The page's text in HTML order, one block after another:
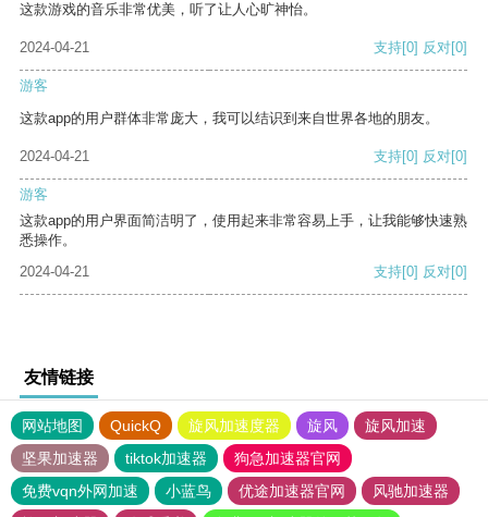
这款游戏的音乐非常优美，听了让人心旷神怡。
2024-04-21 支持[0] 反对[0]
游客
这款app的用户群体非常庞大，我可以结识到来自世界各地的朋友。
2024-04-21 支持[0] 反对[0]
游客
这款app的用户界面简洁明了，使用起来非常容易上手，让我能够快速熟
悉操作。
2024-04-21
支持[0] 反对[0]
友情链接
网站地图 QuickQ 旋风加速度器 旋风
旋风加速
坚果加速器
tiktok加速器
狗急加速器官网
免费vqn外网加速
小蓝鸟 优途加速器官网
风驰加速器